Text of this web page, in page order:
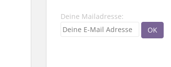
Deine Mailadresse: